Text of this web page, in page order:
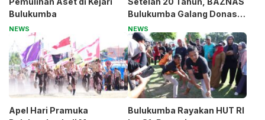
Bulukumba
NEWS
Bulukumba Galang Donasi
untuk Pak Pardi
NEWS
Apel Hari Pramuka
Bulukumba Rayakan HUT RI